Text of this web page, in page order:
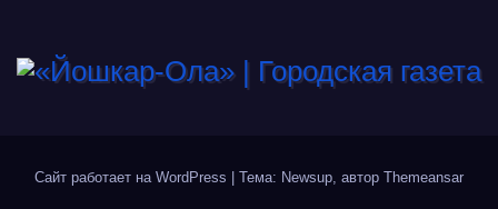
Сайт работает на WordPress Тема: Newsup, автор Themeansar